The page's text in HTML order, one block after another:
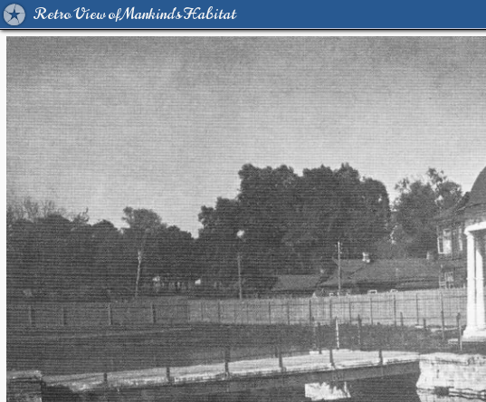
Retro View of Mankind's Habitat